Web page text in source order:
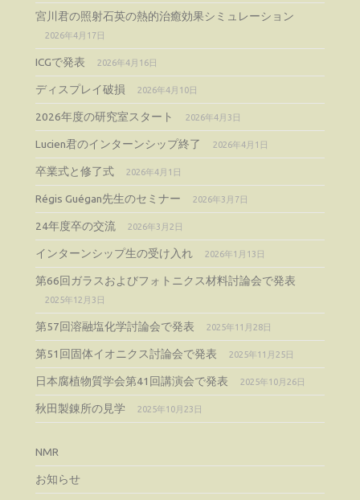
宮川君の照射石英の熱的治癒効果シミュレーション
2026年4月17日
ICGで発表 2026年4月16日
ディスプレイ破損 2026年4月10日
2026年度の研究室スタート 2026年4月3日
Lucien君のインターンシップ終了 2026年4月1日
卒業式と修了式 2026年4月1日
Régis Guégan先生のセミナー 2026年3月7日
24年度卒の交流 2026年3月2日
インターンシップ生の受け入れ 2026年1月13日
第66回ガラスおよびフォトニクス材料討論会で発表
2025年12月3日
第57回溶融塩化学討論会で発表 2025年11月28日
第51回固体イオニクス討論会で発表 2025年11月25日
日本腐植物質学会第41回講演会で発表 2025年10月26日
秋田製錬所の見学 2025年10月23日
NMR
お知らせ